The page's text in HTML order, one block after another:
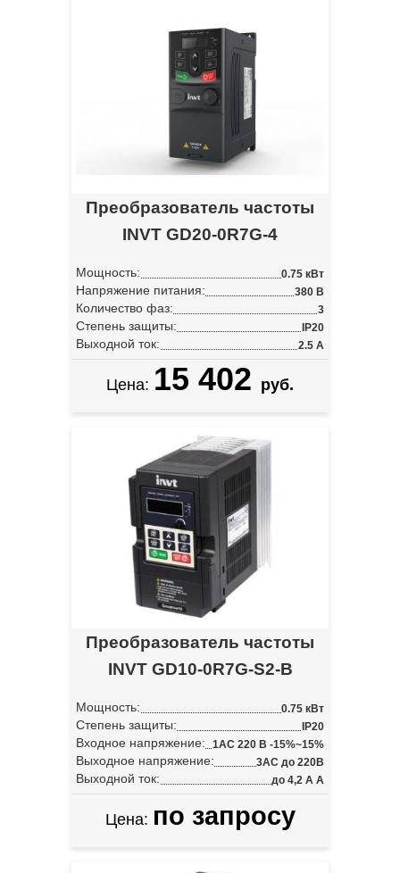
Преобразователь частоты
INVT GD20-0R7G-4
Мощность: 0.75 кВт
Напряжение питания: 380 В
Количество фаз: 3
Степень защиты: IP20
Выходной ток: 2.5 А
Цена: 15 402 руб.
Преобразователь частоты
INVT GD10-0R7G-S2-B
Мощность: 0.75 кВт
Степень защиты: IP20
Входное напряжение: 1АС 220 В -15%~15%
Выходное напряжение: 3АС до 220В
Выходной ток: до 4,2 А А
Цена: по запросу